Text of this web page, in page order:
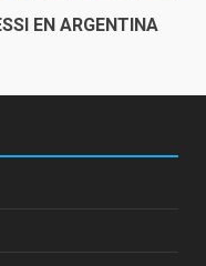
EN ARGENTINA